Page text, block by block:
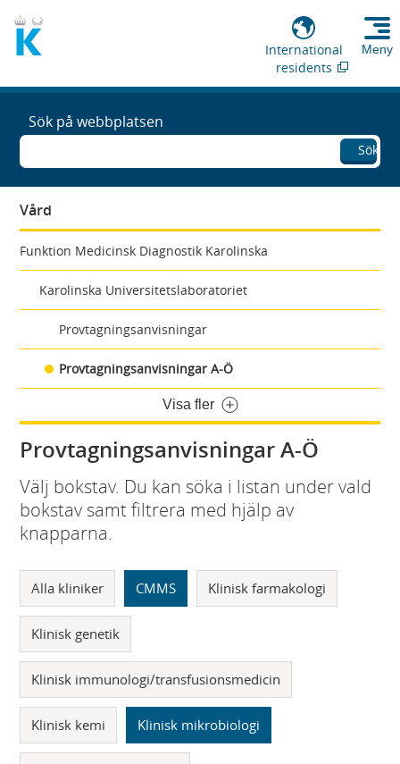
International
residents
Meny
Sök på webbplatsen
Sök
Vård
Funktion Medicinsk Diagnostik Karolinska
Karolinska Universitetslaboratoriet
Provtagningsanvisningar
Provtagningsanvisningar A-Ö
Visa fler
Provtagningsanvisningar A-Ö
Välj bokstav. Du kan söka i listan under vald
bokstav samt filtrera med hjälp av
knapparna.
Alla kliniker CMMS Klinisk farmakologi
Klinisk genetik
Klinisk immunologi/transfusionsmedicin
Klinisk kemi Klinisk mikrobiologi